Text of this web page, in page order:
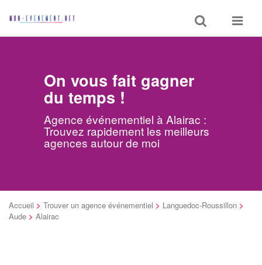
Toggle
search
Toggle
On vous fait gagner
du temps !
Agence événementiel à Alairac :
Trouvez rapidement les meilleurs
agences autour de moi
Accueil > Trouver un agence événementiel > Languedoc-Roussillon >
Aude > Alairac